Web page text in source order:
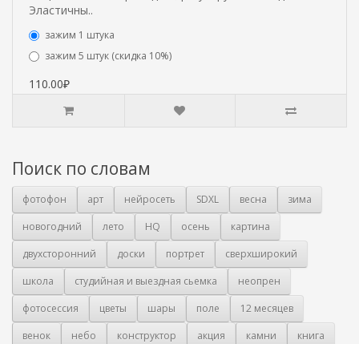
Эластичны..
зажим 1 штука
зажим 5 штук (скидка 10%)
110.00₽
Поиск по словам
фотофон арт нейросеть SDXL весна
зима
новогодний
лето HQ осень
картина
двухсторонний
доски портрет
сверхширокий
школа
студийная и выездная сьемка
неопрен
фотосессия
цветы шары поле
12 месяцев
венок
небо конструктор акция камни
книга